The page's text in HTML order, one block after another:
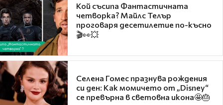
Кой съсипа Фантастичната
четворка? Майлс Телър
проговаря десетилетие по-късно
🎬👀💥
Селена Гомес празнува рождения
си ден: Как момичето от „Disney“
се превърна в световна икона🤩🎂